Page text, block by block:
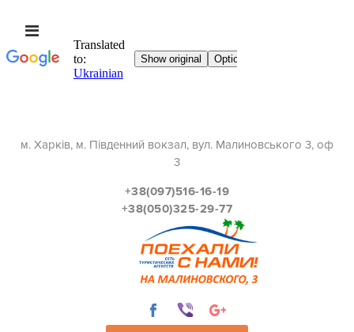
м. Харків, м. Південний вокзал, вул. Малиновського 3, оф
3
+38(097)516-16-19
+38(050)325-29-77